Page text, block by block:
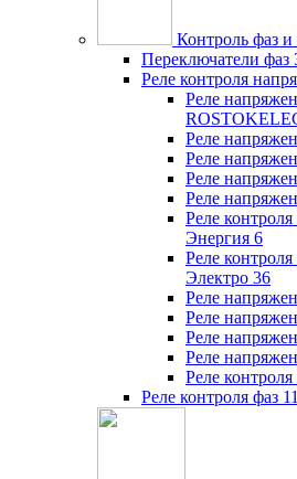
Контроль фаз
Переключатели фаз
Реле контроля
Реле
Реле
Реле
Реле
Реле
Реле
Энергия 6
Реле
Электро 36
Реле
Реле
Реле
Реле
Реле
Реле контроля фаз